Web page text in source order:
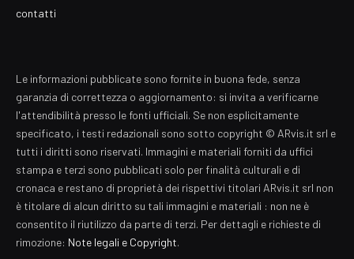
contatti
Le informazioni pubblicate sono fornite in buona fede, senza
garanzia di correttezza o aggiornamento: si invita a verificarne
l'attendibilità presso le fonti ufficiali. Se non esplicitamente
specificato, i testi redazionali sono sotto copyright © ARvis.it srl e
tutti i diritti sono riservati. Immagini e materiali forniti da uffici
stampa e terzi sono pubblicati solo per finalità culturali e di
cronaca e restano di proprietà dei rispettivi titolari ARvis.it srl non
è titolare di alcun diritto su tali immagini e materiali : non ne è
consentito il riutilizzo da parte di terzi. Per dettagli e richieste di
rimozione: Note legali e Copyright.